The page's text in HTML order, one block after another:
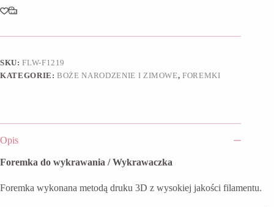
4
SKU:FLW-F1219
KATEGORIE:BOŻE NARODZENIE I ZIMOWE,FOREMKI
Opis
Foremka do wykrawania / Wykrawaczka
Foremka wykonana metodą druku 3D z wysokiej jakości filamentu.